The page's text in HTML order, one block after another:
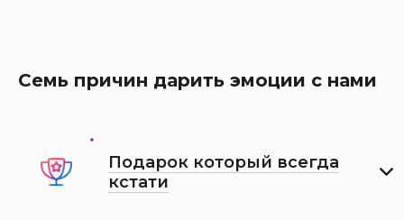
Семь причин дарить эмоции с нами
Подарок который всегда
кстати